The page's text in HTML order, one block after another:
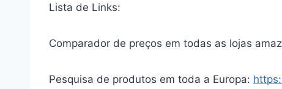
Lista de Links:
Comparador de preços em todas as lojas
Pesquisa de produtos em toda a Europa: